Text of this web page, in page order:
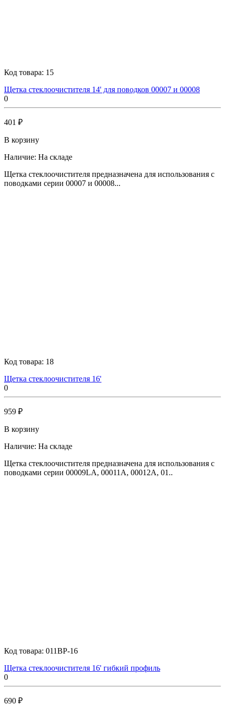
Код товара: 15
Щетка стеклоочистителя 14' для поводков 00007 и 00008
0
401 ₽
В корзину
Наличие: На складе
Щетка стеклоочистителя предназначена для использования с
поводками серии 00007 и 00008...
Код товара: 18
Щетка стеклоочистителя 16'
0
959 ₽
В корзину
Наличие: На складе
Щетка стеклоочистителя предназначена для использования с
поводками серии 00009LA, 00011A, 00012A, 01..
Код товара: 011BP-16
Щетка стеклоочистителя 16' гибкий профиль
0
690 ₽